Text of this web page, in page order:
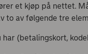
et kjøp på nettet.
to av følgende tre
har (betalingskort,